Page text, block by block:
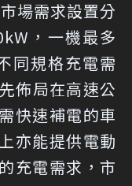
場需求設置分
，一機最多
同規格充電需
佈局在高速公
快速補電的車
亦能提供電動
充電需求，市